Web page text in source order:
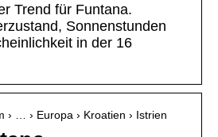
Trend für Funtana.
Sonnenstunden
in der 16
› … › Europa › Kroatien › Istrien